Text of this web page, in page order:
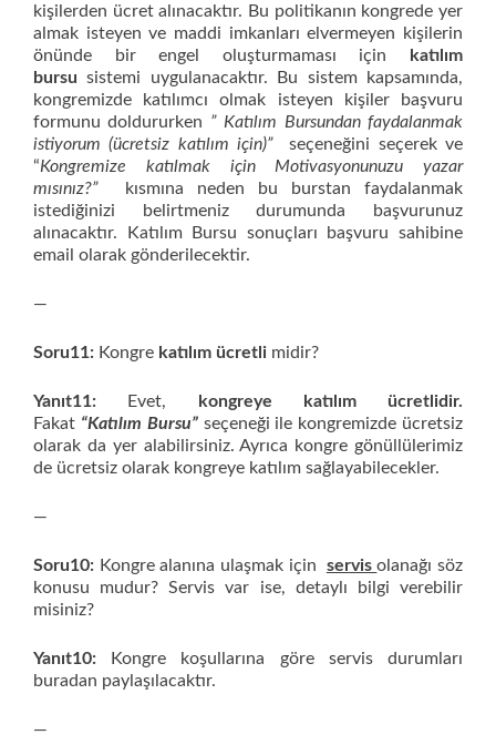
kişilerden ücret alınacaktır. Bu politikanın kongrede yer
almak isteyen ve maddi imkanları elvermeyen kişilerin
önünde bir engel oluşturmaması için
katılım
bursusistemi uygulanacaktır. Bu sistem kapsamında,
kongremizde katılımcı olmak isteyen kişiler başvuru
formunu doldururken ” Katılım Bursundan faydalanmak
istiyorum (ücretsiz katılım için)”
seçeneğini seçerek ve
“Kongremize katılmak için Motivasyonunuzu yazar
mısınız?” kısmına neden bu burstan faydalanmak
istediğinizi belirtmeniz durumunda başvurunuz
alınacaktır. Katılım Bursu sonuçları başvuru sahibine
email olarak gönderilecektir.
—
Soru11: Kongre katılım ücretli midir?
Yanıt11: Evet,
kongreye katılım ücretlidir.
Fakat “Katılım Bursu” seçeneği ile kongremizde ücretsiz
olarak da yer alabilirsiniz. Ayrıca kongre gönüllülerimiz
de ücretsiz olarak kongreye katılım sağlayabilecekler.
—
Soru10: Kongre alanına ulaşmak için servisolanağı söz
konusu mudur? Servis var ise, detaylı bilgi verebilir
misiniz?
Yanıt10:
Kongre koşullarına göre servis durumları
buradan paylaşılacaktır.
—